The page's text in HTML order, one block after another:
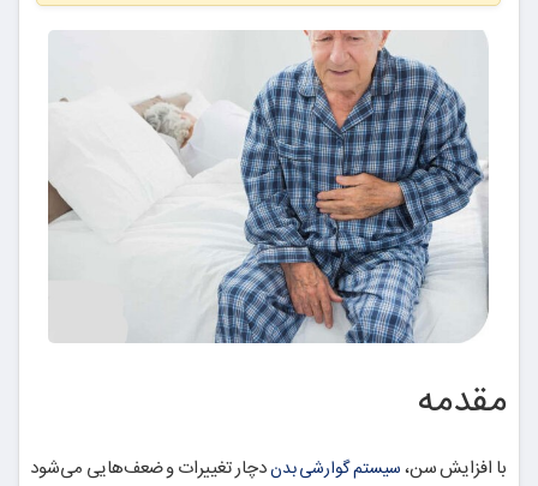
مقدمه
با افزایش سن،سیستم گوارشی بدندچار تغییرات و ضعف‌هایی می‌شود